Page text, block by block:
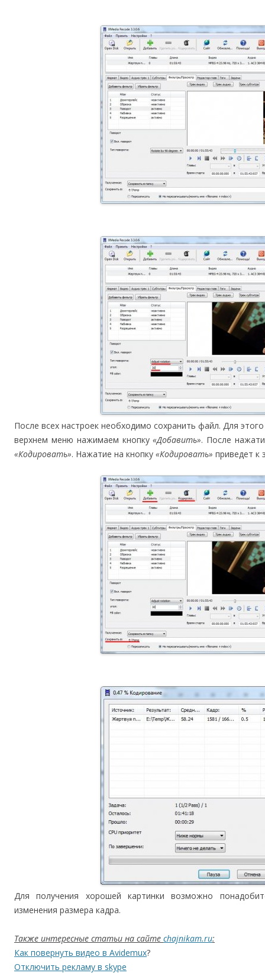
После всех настроек необходимо сохранить файл. Для
верхнем меню нажимаем кнопку«Добавить». После
«Кодировать». Нажатие на кнопку «Кодировать» приведет к
Для получения хорошей картинки возможно
изменения размера кадра.
Также интересные статьи на сайте chajnikam.ru:
Как повернуть видео в Avidemux?
Отключить рекламу в skype